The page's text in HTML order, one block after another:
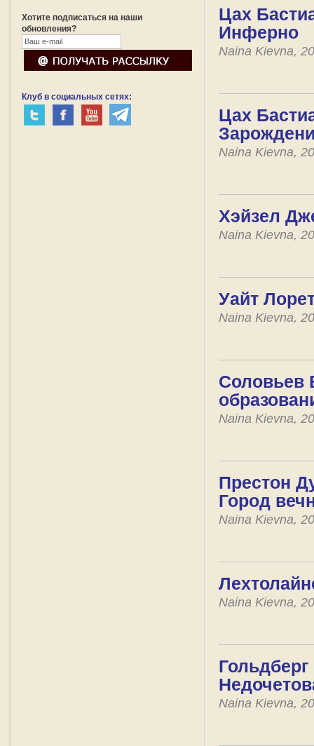
Хотите подписаться на наши
обновления?
Клуб в социальных сетях:
Цах
Инферно
Naina Kievna,
Цах
Naina Kievna,
Хэйзел
Naina Kievna,
Уайт
Naina Kievna,
Соловьев
Naina Kievna,
Престон
Город
Naina Kievna,
Naina Kievna,
Naina Kievna,